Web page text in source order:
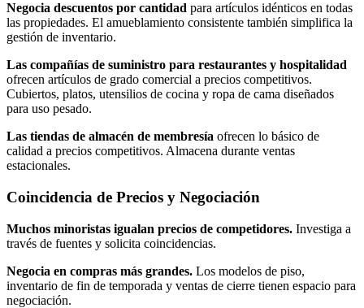
Negocia descuentos por cantidad para artículos idénticos en todas
las propiedades. El amueblamiento consistente también simplifica la
gestión de inventario.
Las compañías de suministro para restaurantes y hospitalidad
ofrecen artículos de grado comercial a precios competitivos.
Cubiertos, platos, utensilios de cocina y ropa de cama diseñados
para uso pesado.
Las tiendas de almacén de membresía ofrecen lo básico de
calidad a precios competitivos. Almacena durante ventas
estacionales.
Coincidencia de Precios y Negociación
Muchos minoristas igualan precios de competidores. Investiga a
través de fuentes y solicita coincidencias.
Negocia en compras más grandes. Los modelos de piso,
inventario de fin de temporada y ventas de cierre tienen espacio para
negociación.